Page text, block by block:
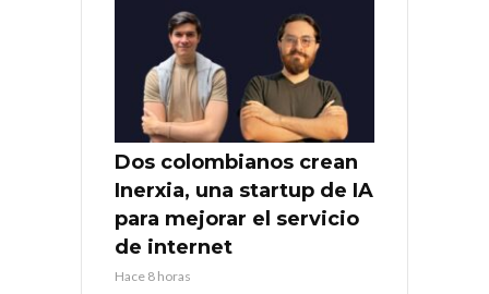
Dos colombianos crean
Inerxia, una startup de IA
para mejorar el servicio
de internet
Hace 8 horas